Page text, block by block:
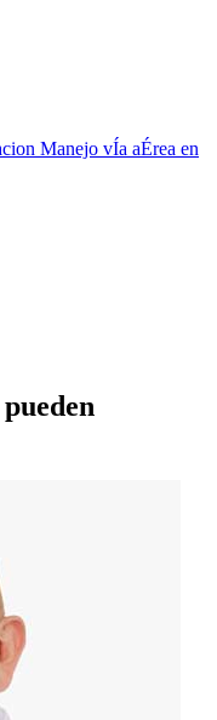
Manejo vÍa aÉrea en